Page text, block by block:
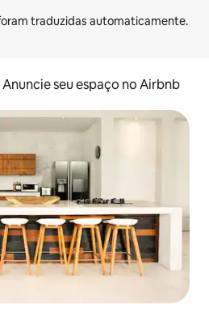
Anuncie seu espaço no Airbnb